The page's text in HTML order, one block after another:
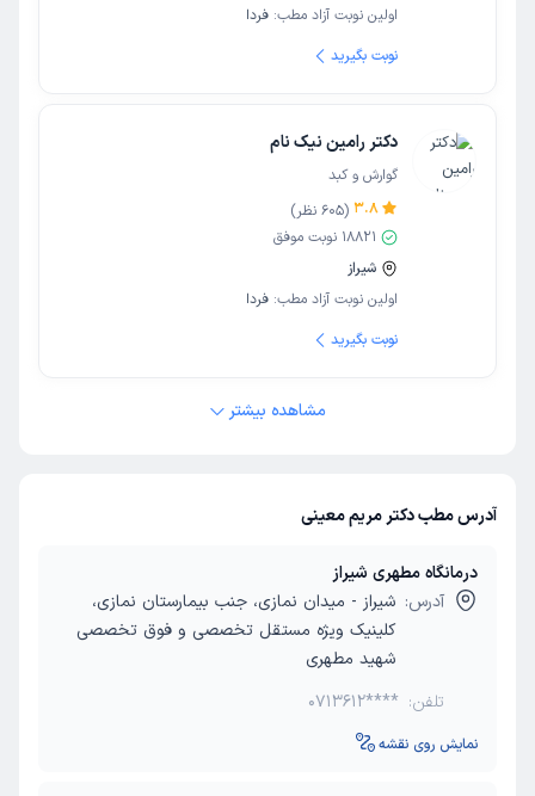
اولین نوبت آزاد مطب: فردا
نوبت بگیرید
دکتر رامین نیک نام
گوارش و کبد
3.8
(
605 نظر)
18821 نوبت موفق
شیراز
اولین نوبت آزاد مطب: فردا
نوبت بگیرید
مشاهده بیشتر
آدرس مطب دکتر مریم معینی
درمانگاه مطهری شیراز
آدرس: شیراز - میدان نمازی، جنب بیمارستان نمازی،
کلینیک ویژه مستقل تخصصی و فوق تخصصی
شهید مطهری
تلفن: 0713612****
نمایش روی نقشه